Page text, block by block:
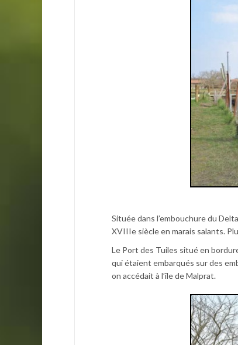
Située dans l’embouchure du
XVIIIe siècle en marais salants.
Le Port des Tuiles situé en
qui étaient embarqués sur des
on accédait à l’île de Malprat.